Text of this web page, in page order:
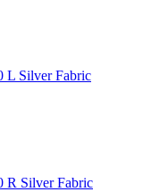
L Silver Fabric
R Silver Fabric